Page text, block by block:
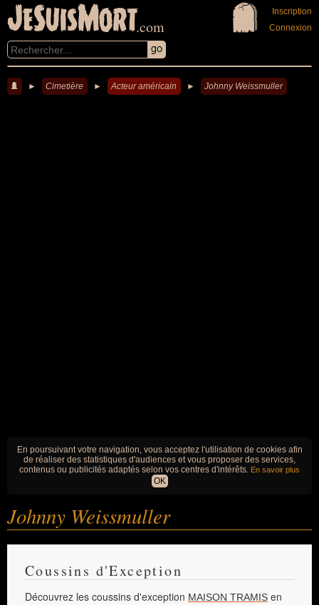
JeSuisMort.com
Inscription
Connexion
► Cimetière ► Acteur américain ► Johnny Weissmuller
En poursuivant votre navigation, vous acceptez l'utilisation de cookies afin
de réaliser des statistiques d'audiences et vous proposer des services,
contenus ou publicités adaptés selon vos centres d'intérêts. En savoir plus
OK
Johnny Weissmuller
Coussins d'Exception
Découvrez les coussins d'exception MAISON TRAMIS en